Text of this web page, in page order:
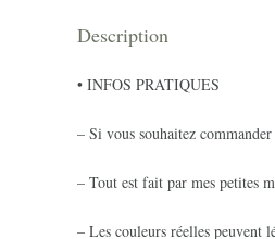
Description
• INFOS PRATIQUES
– Si vous souhaitez
– Tout est fait par mes petites
– Les couleurs réelles peuvent